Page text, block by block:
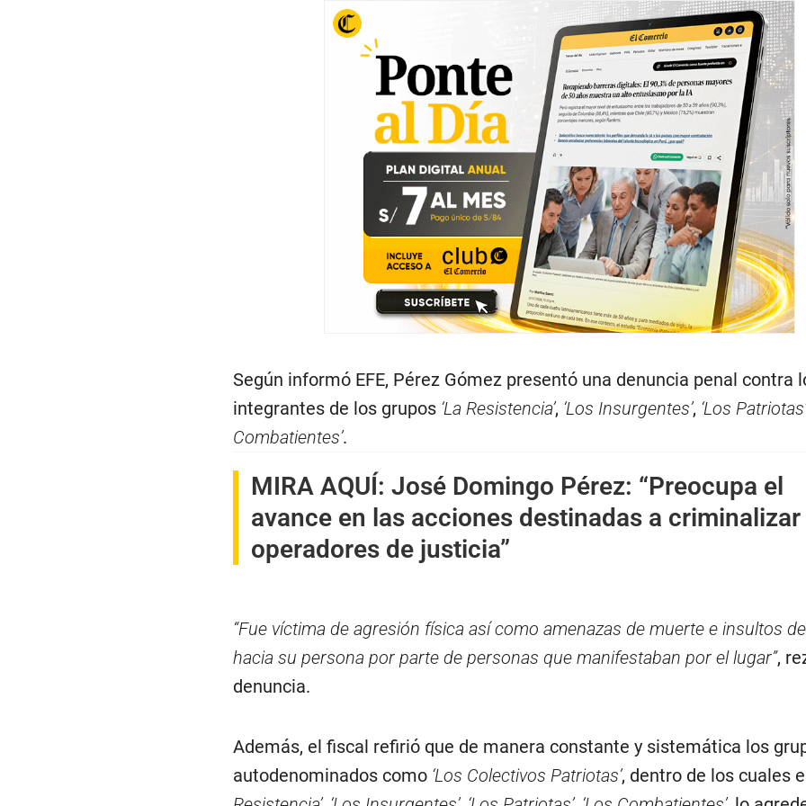
Según informó EFE, Pérez Gómez presentó una denuncia penal contra
integrantes de los grupos ‘La Resistencia’, ‘Los Insurgentes’, ‘Los Patriotas’
Combatientes’.
MIRA AQUÍ: José Domingo Pérez: “Preocupa el
avance en las acciones destinadas a criminalizar
operadores de justicia”
“Fue víctima de agresión física así como amenazas de muerte e insultos
hacia su persona por parte de personas que manifestaban por el lugar”,
denuncia.
Además, el fiscal refirió que de manera constante y sistemática los
autodenominados como ‘Los Colectivos Patriotas’, dentro de los cuales